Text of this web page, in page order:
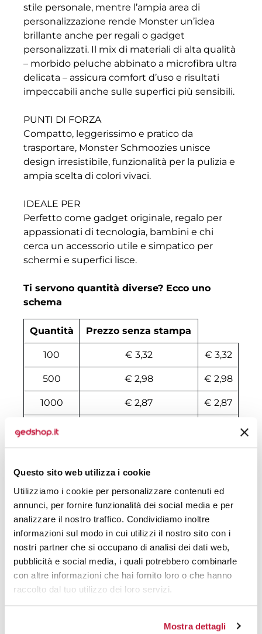
Questo sito web utilizza i cookie
Utilizziamo i cookie per personalizzare contenuti ed
annunci, per fornire funzionalità dei social media e per
analizzare il nostro traffico. Condividiamo inoltre
informazioni sul modo in cui utilizzi il nostro sito con i
nostri partner che si occupano di analisi dei dati web,
pubblicità e social media, i quali potrebbero combinarle
con altre informazioni che hai fornito loro o che hanno
raccolto dal tuo utilizzo dei loro servizi.
Mostra dettagli
stile personale, mentre l’ampia area di
personalizzazione rende Monster un’idea
brillante anche per regali o gadget
personalizzati. Il mix di materiali di alta qualità
– morbido peluche abbinato a microfibra ultra
delicata – assicura comfort d’uso e risultati
impeccabili anche sulle superfici più sensibili.
PUNTI DI FORZA
Compatto, leggerissimo e pratico da
trasportare, Monster Schmoozies unisce
design irresistibile, funzionalità per la pulizia e
ampia scelta di colori vivaci.
IDEALE PER
Perfetto come gadget originale, regalo per
appassionati di tecnologia, bambini e chi
cerca un accessorio utile e simpatico per
schermi e superfici lisce.
Ti servono quantità diverse? Ecco uno
schema
Quantità Prezzo senza stampa
100 € 3,32 € 3,32
500 € 2,98 € 2,98
1000 € 2,87 € 2,87
2000
3000 € 2,69 € 2,69
4000 € 2,69
6000 € 2,63 € 2,63
7000 € 2,63 € 2,63
8000 € 2,63 € 2,63
10000 € 2,63